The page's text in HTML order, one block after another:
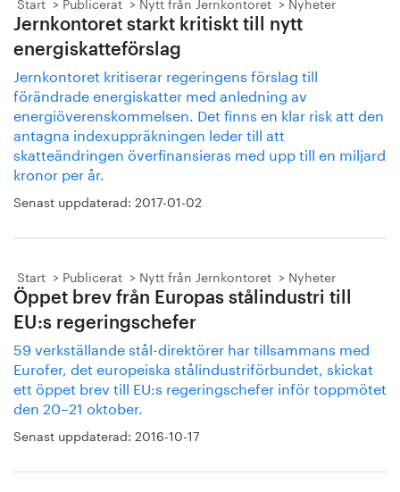
Jernkontoret starkt kritiskt till nytt
energiskatteförslag
Jernkontoret kritiserar regeringens förslag till
förändrade energiskatter med anledning av
energiöverenskommelsen. Det finns en klar risk att den
antagna indexuppräkningen leder till att
skatteändringen överfinansieras med upp till en miljard
kronor per år.
Senast uppdaterad: 2017-01-02
Start Publicerat Nytt från Jernkontoret Nyheter
Öppet brev från Europas stålindustri till
EU:s regeringschefer
59 verkställande stål-direktörer har tillsammans med
Eurofer, det europeiska stålindustriförbundet, skickat
ett öppet brev till EU:s regeringschefer inför toppmötet
den 20–21 oktober.
Senast uppdaterad: 2016-10-17